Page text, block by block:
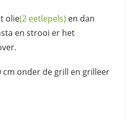
olie(2 eetlepels) en dan
en strooi er het
cm onder de grill en grilleer